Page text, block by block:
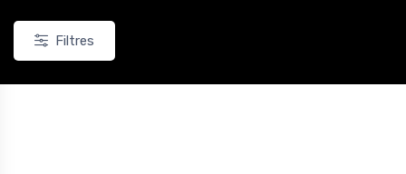
Filtres